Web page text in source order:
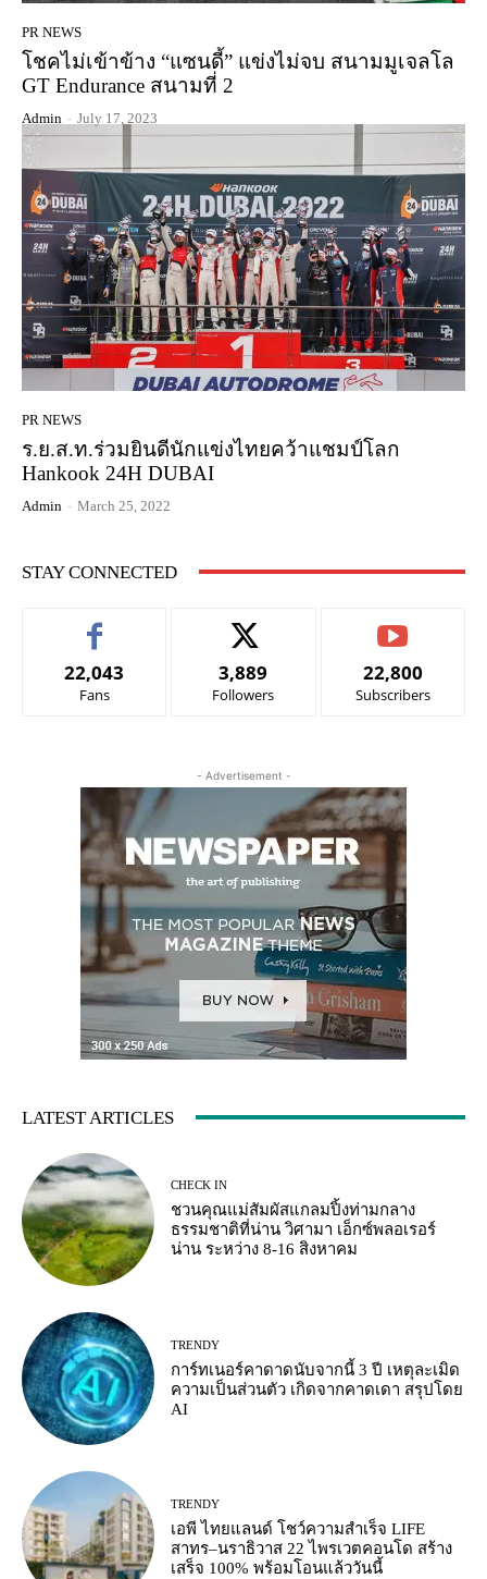
PR NEWS
โชคไม่เข้าข้าง “แซนดี้” แข่งไม่จบ สนามมูเจลโล
GT Endurance สนามที่ 2
Admin - July 17, 2023
PR NEWS
ร.ย.ส.ท.ร่วมยินดีนักแข่งไทยคว้าแชมป์โลก
Hankook 24H DUBAI
Admin - March 25, 2022
STAY CONNECTED
22,043
Fans
3,889
Followers
22,800
Subscribers
- Advertisement -
LATEST ARTICLES
CHECK IN
ชวนคุณแม่สัมผัสแกลมปิ้งท่ามกลาง
ธรรมชาติที่น่าน วิศามา เอ็กซ์พลอเรอร์
น่าน ระหว่าง 8-16 สิงหาคม
TRENDY
การ์ทเนอร์คาดาดนับจากนี้ 3 ปี เหตุละเมิด
ความเป็นส่วนตัว เกิดจากคาดเดา สรุปโดย
AI
TRENDY
เอพี ไทยแลนด์ โชว์ความสำเร็จ LIFE
สาทร–นราธิวาส 22 ไพรเวตคอนโด สร้าง
เสร็จ 100% พร้อมโอนแล้ววันนี้